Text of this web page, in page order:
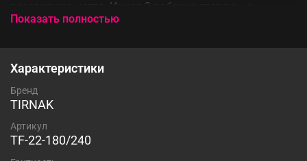
расслоению ногтя. Имеет 2 рабочие стороны, с
неосыпающимся качественным абразивом.
Показать полностью
Характеристики
Бренд
TIRNAK
Артикул
TF-22-180/240